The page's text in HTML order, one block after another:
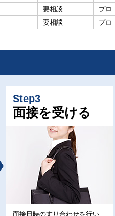
要相談 プロ
要相談 プロ
Step3
面接を受ける
面接日時のすり合わせを行い、